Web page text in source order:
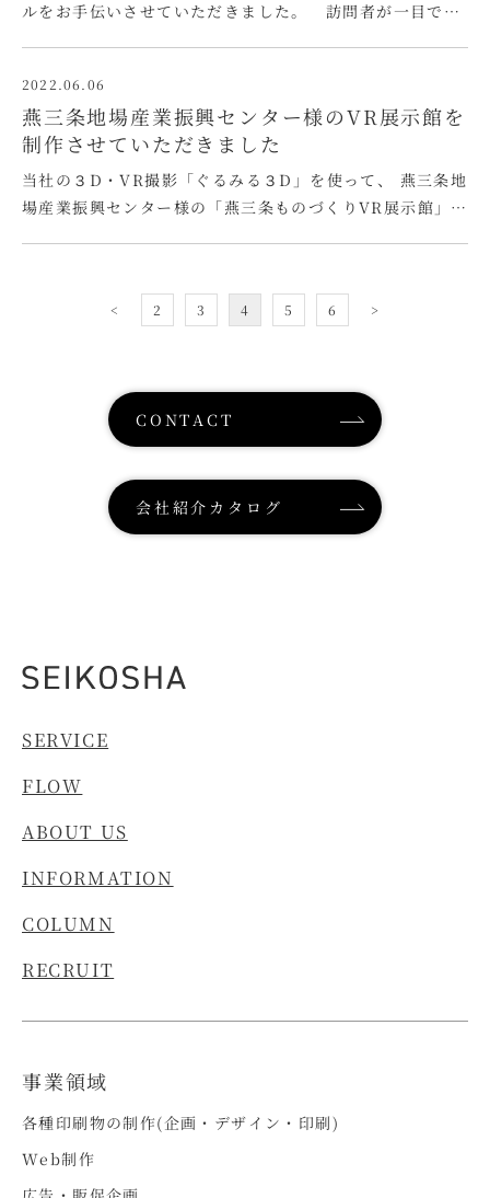
ルをお手伝いさせていただきました。 訪問者が一目で何
どりついて、 購入に至るまでの導線をわかりやす …
2022.06.06
燕三条地場産業振興センター様のVR展示館を
制作させていただきました
当社の３D・VR撮影「ぐるみる３D」を使って、 燕三条地
場産業振興センター様の「燕三条ものづくりVR展示館」を
にて開催される 「第27回機械要素技術展」に地域企業18
社の皆様と共同出展 …
< 2 3 4 5 6 >
CONTACT
会社紹介カタログ
SERVICE
FLOW
ABOUT US
INFORMATION
COLUMN
RECRUIT
事業領域
各種印刷物の制作(企画・デザイン・印刷)
Web制作